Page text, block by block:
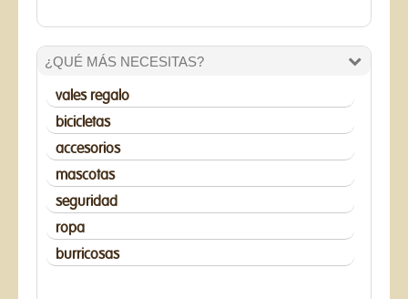
¿QUÉ MÁS NECESITAS?
vales regalo
bicicletas
accesorios
mascotas
seguridad
ropa
burricosas